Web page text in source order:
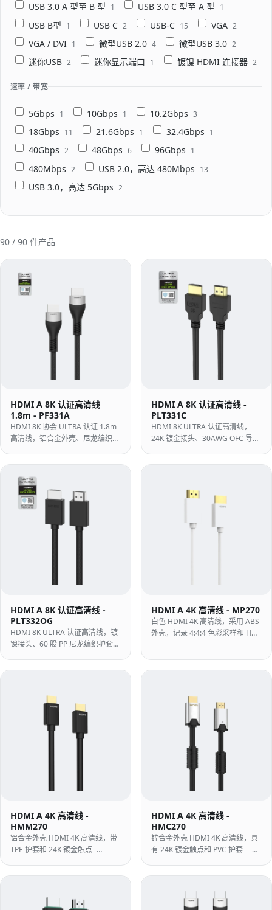
USB 3.0 A 型至 B 型 1 USB 3.0 C 型至 A 型 1
USB B型 1 USB C 2 USB-C 15 VGA 2
VGA / DVI 1 微型USB 2.0 4 微型USB 3.0 2
迷你USB 2 迷你显示端口 1 镀镍 HDMI 连接器 2
速率 / 带宽
5Gbps 1 10Gbps 1 10.2Gbps 3
18Gbps 11 21.6Gbps 1 32.4Gbps 1
40Gbps 2 48Gbps 6 96Gbps 1
480Mbps 2 USB 2.0，高达 480Mbps 13
USB 3.0，高达 5Gbps 2
90 / 90 件产品
HDMI A 8K 认证高清线
1.8m - PF331A
HDMI 8K 协会 ULTRA 认证 1.8m
高清线，铝合金外壳、尼龙编织护
8K@60Hz。
HDMI A 8K 认证高清线 -
PLT331C
HDMI 8K ULTRA 认证高清线，
24K 镀金接头、30AWG OFC 导
8K@60Hz、eARC 与 HDR。
HDMI A 8K 认证高清线 -
PLT332OG
HDMI 8K ULTRA 认证高清线，镀
镍接头、60 股 PP 尼龙编织护套、
8K@60Hz、eARC 与 HDR。
HDMI A 4K 高清线 - MP270
白色 HDMI 4K 高清线，采用 ABS
外壳，记录 4:4:4 色彩采样和 HDR
观看。
HDMI A 4K 高清线 -
HMM270
铝合金外壳 HDMI 4K 高清线，带
TPE 护套和 24K 镀金触点 -
要在狭小的空间中弯曲和布线时选
HDMI A 4K 高清线 -
HMC270
锌合金外壳 HDMI 4K 高清线，具
有 24K 镀金触点和 PVC 护套 —
架和连接器磨损的固定安装而设